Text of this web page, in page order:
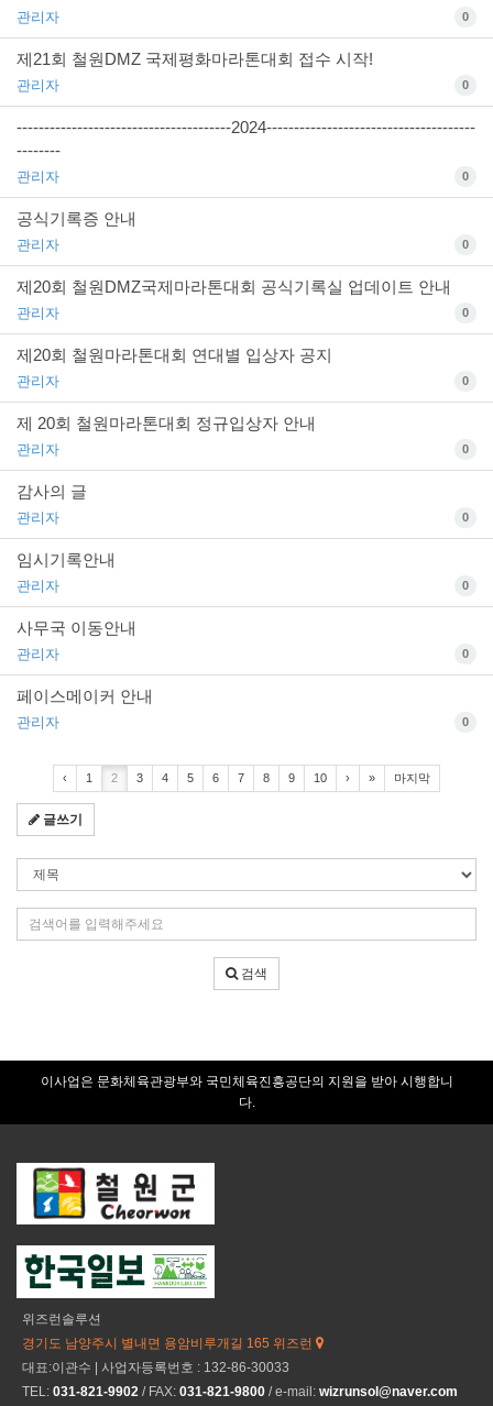
관리자 0
제21회 철원DMZ 국제평화마라톤대회 접수 시작!
관리자 0
---------------------------------------2024--------------------------------------
--------
관리자 0
공식기록증 안내
관리자 0
제20회 철원DMZ국제마라톤대회 공식기록실 업데이트 안내
관리자 0
제20회 철원마라톤대회 연대별 입상자 공지
관리자 0
제 20회 철원마라톤대회 정규입상자 안내
관리자 0
감사의 글
관리자 0
임시기록안내
관리자 0
사무국 이동안내
관리자 0
페이스메이커 안내
관리자 0
‹ 1 2 3 4 5 6 7 8 9 10 › » 마지막
글쓰기
색
조
색
어
입
검색
이사업은 문화체육관광부와 국민체육진흥공단의 지원을 받아 시행합니
다.
위즈런솔루션
경기도 남양주시 별내면 용암비루개길 165 위즈런
대표:이관수 | 사업자등록번호 : 132-86-30033
TEL: 031-821-9902 / FAX: 031-821-9800 / e-mail: wizrunsol@naver.com